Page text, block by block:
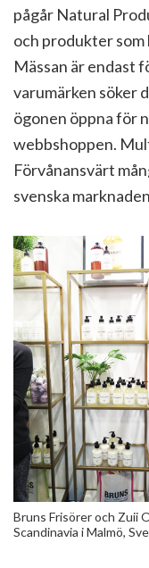
pågår Natural
och produkter
Mässan är endast
varumärken söker
ögonen öppna för
webbshoppen.
Förvånansvärt
svenska
Bruns Frisörer och Zuii
Scandinavia i Malmö,